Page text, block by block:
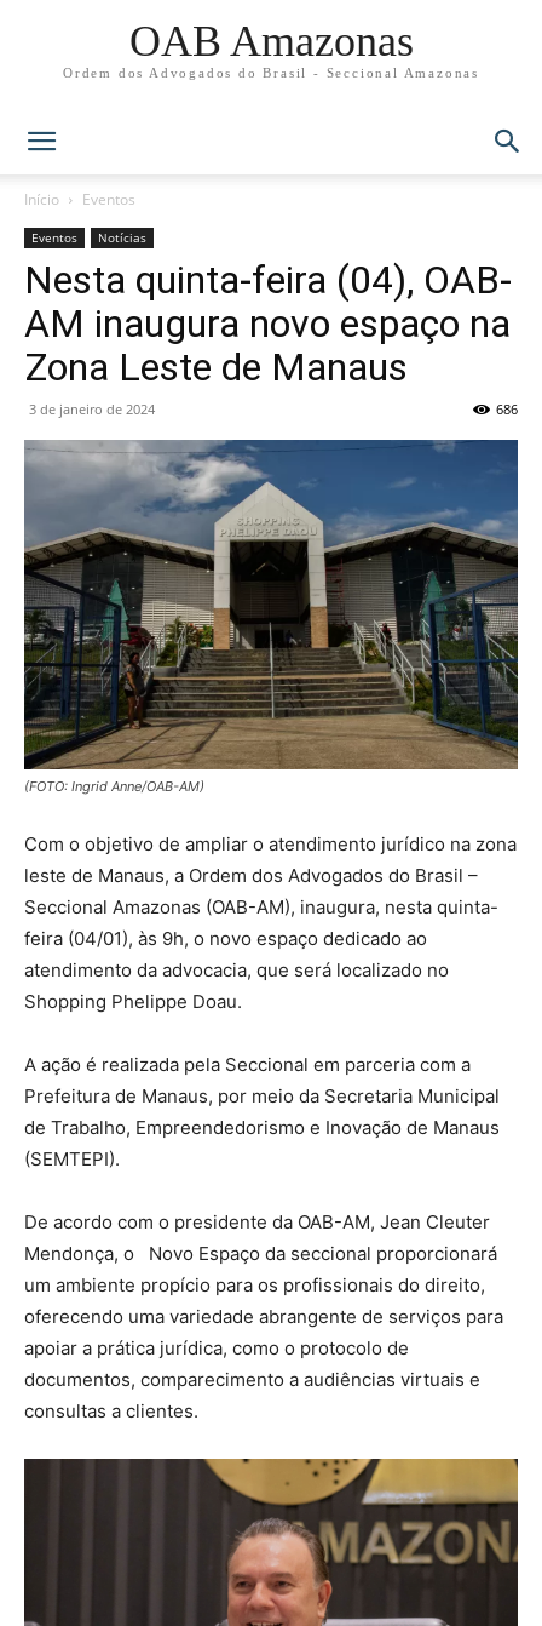
OAB Amazonas
Ordem dos Advogados do Brasil - Seccional Amazonas
Início Eventos
Eventos Notícias
Nesta quinta-feira (04), OAB-
AM inaugura novo espaço na
Zona Leste de Manaus
3 de janeiro de 2024 686
(FOTO: Ingrid Anne/OAB-AM)
Com o objetivo de ampliar o atendimento jurídico na zona
leste de Manaus, a Ordem dos Advogados do Brasil –
Seccional Amazonas (OAB-AM), inaugura, nesta quinta-
feira (04/01), às 9h, o novo espaço dedicado ao
atendimento da advocacia, que será localizado no
Shopping Phelippe Doau.
A ação é realizada pela Seccional em parceria com a
Prefeitura de Manaus, por meio da Secretaria Municipal
de Trabalho, Empreendedorismo e Inovação de Manaus
(SEMTEPI).
De acordo com o presidente da OAB-AM, Jean Cleuter
Mendonça, o Novo Espaço da seccional proporcionará
um ambiente propício para os profissionais do direito,
oferecendo uma variedade abrangente de serviços para
apoiar a prática jurídica, como o protocolo de
documentos, comparecimento a audiências virtuais e
consultas a clientes.